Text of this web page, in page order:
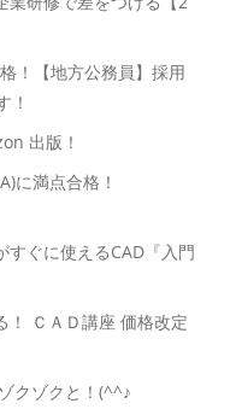
！【地方公務員】採用
！
出版！
に満点合格！
すぐに使えるCAD『入門
！ ＣＡＤ講座 価格改定
クゾクと！(^^♪